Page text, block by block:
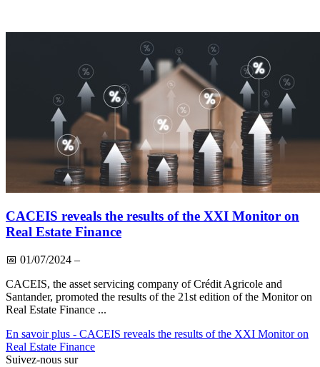
CACEIS reveals the results of the XXI Monitor on
Real Estate Finance
📅 01/07/2024 –
CACEIS, the asset servicing company of Crédit Agricole and
Santander, promoted the results of the 21st edition of the Monitor on
Real Estate Finance ...
En savoir plus - CACEIS reveals the results of the XXI Monitor on
Real Estate Finance
Suivez-nous sur